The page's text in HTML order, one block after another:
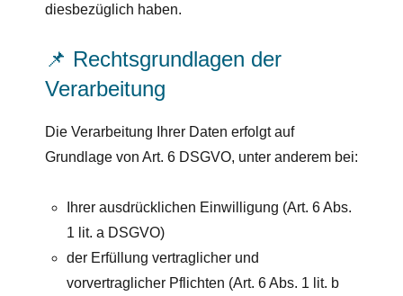
diesbezüglich haben.
📌 Rechtsgrundlagen der
Verarbeitung
Die Verarbeitung Ihrer Daten erfolgt auf
Grundlage von Art. 6 DSGVO, unter anderem bei:
Ihrer ausdrücklichen Einwilligung (Art. 6 Abs.
1 lit. a DSGVO)
der Erfüllung vertraglicher und
vorvertraglicher Pflichten (Art. 6 Abs. 1 lit. b